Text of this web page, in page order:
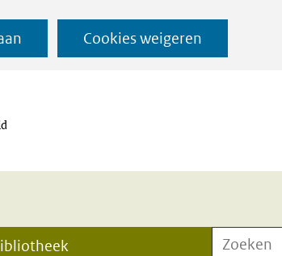
Cookies weigeren
Zoeken